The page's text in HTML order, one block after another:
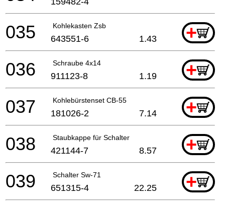
Kohlekasten Zsb +
035 643551-6 1.43
Schraube 4x14 +
036 911123-8 1.19
Kohlebürstenset CB-55 +
037 181026-2 7.14
Staubkappe für Schalter +
038 421144-7 8.57
Schalter Sw-71 +
039 651315-4 22.25